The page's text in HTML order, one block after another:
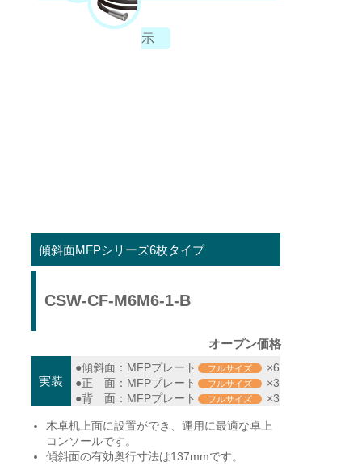
示
傾斜面MFPシリーズ6枚タイプ
CSW-CF-M6M6-1-B
オープン価格
実装
●傾斜面：MFPプレート フルサイズ
×6
●正 面：MFPプレート
フルサイズ
×3
●背 面：MFPプレート
フルサイズ ×3
木卓机上面に設置ができ、運用に最適な卓上
コンソールです。
傾斜面の有効奥行寸法は137mmです。